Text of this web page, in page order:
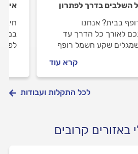
בדרך לפתרון
בבית? אנחנו
לאורך כל הדרך עד
שקע חשמל רופף
קרא עוד
אין
לכל התקלות ועבודות
באזורים קרובים